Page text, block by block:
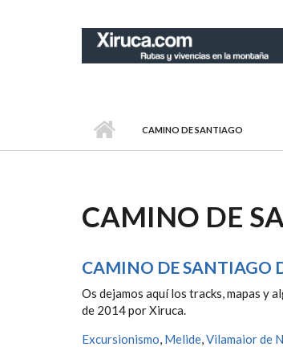
CAMINO DE SANTIAGO
CAMINO DE
CAMINO DE SANTIAGO
Os dejamos aquí los tracks, mapas y
de 2014 por Xiruca.
Excursionismo, Melide,Vilamaior de